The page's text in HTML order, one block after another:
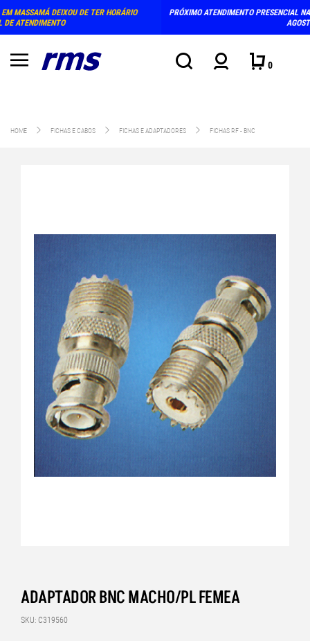
PRÓXIMO ATENDIMENTO PRESENCIAL NA LOJA: TERÇA E QUINTA-FEIRA, DIAS 4 E 6 DE
0
HOME FICHAS E CABOS FICHAS E ADAPTADORES FICHAS RF - BNC
ADAPTADOR BNC MACHO/PL FEMEA
SKU: C319560